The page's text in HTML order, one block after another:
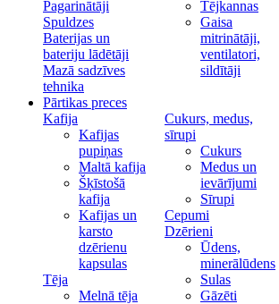
Pagarinātāji
Spuldzes
Baterijas un
bateriju lādētāji
Mazā sadzīves
tehnika
Tējkannas
Gaisa
mitrinātāji,
ventilatori,
sildītāji
Pārtikas preces
Kafija
Kafijas
pupiņas
Maltā kafija
Šķīstošā
kafija
Kafijas un
karsto
dzērienu
kapsulas
Tēja
Melnā tēja
Cukurs, medus,
sīrupi
Cukurs
Medus un
ievārījumi
Sīrupi
Cepumi
Dzērieni
Ūdens,
minerālūdens
Sulas
Gāzēti